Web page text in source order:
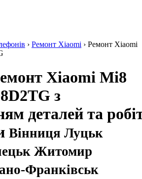
› Ремонт Xiaomi › Ремонт Xiaomi
Xiaomi Mi8
з
деталей та
Вінниця Луцьк
Житомир
Франківськ